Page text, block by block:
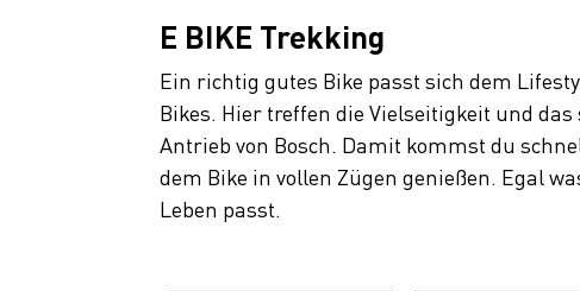
E BIKE Trekking
Ein richtig gutes Bike passt sich dem
Bikes. Hier treffen die Vielseitigkeit und
Antrieb von Bosch. Damit kommst du
dem Bike in vollen Zügen genießen. Egal
Leben passt.